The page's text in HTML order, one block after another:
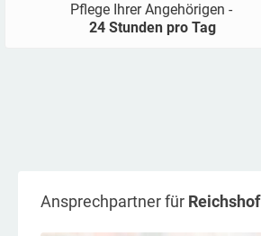
Pflege Ihrer Angehörigen -
24 Stunden pro Tag
Ansprechpartner für Reichshof